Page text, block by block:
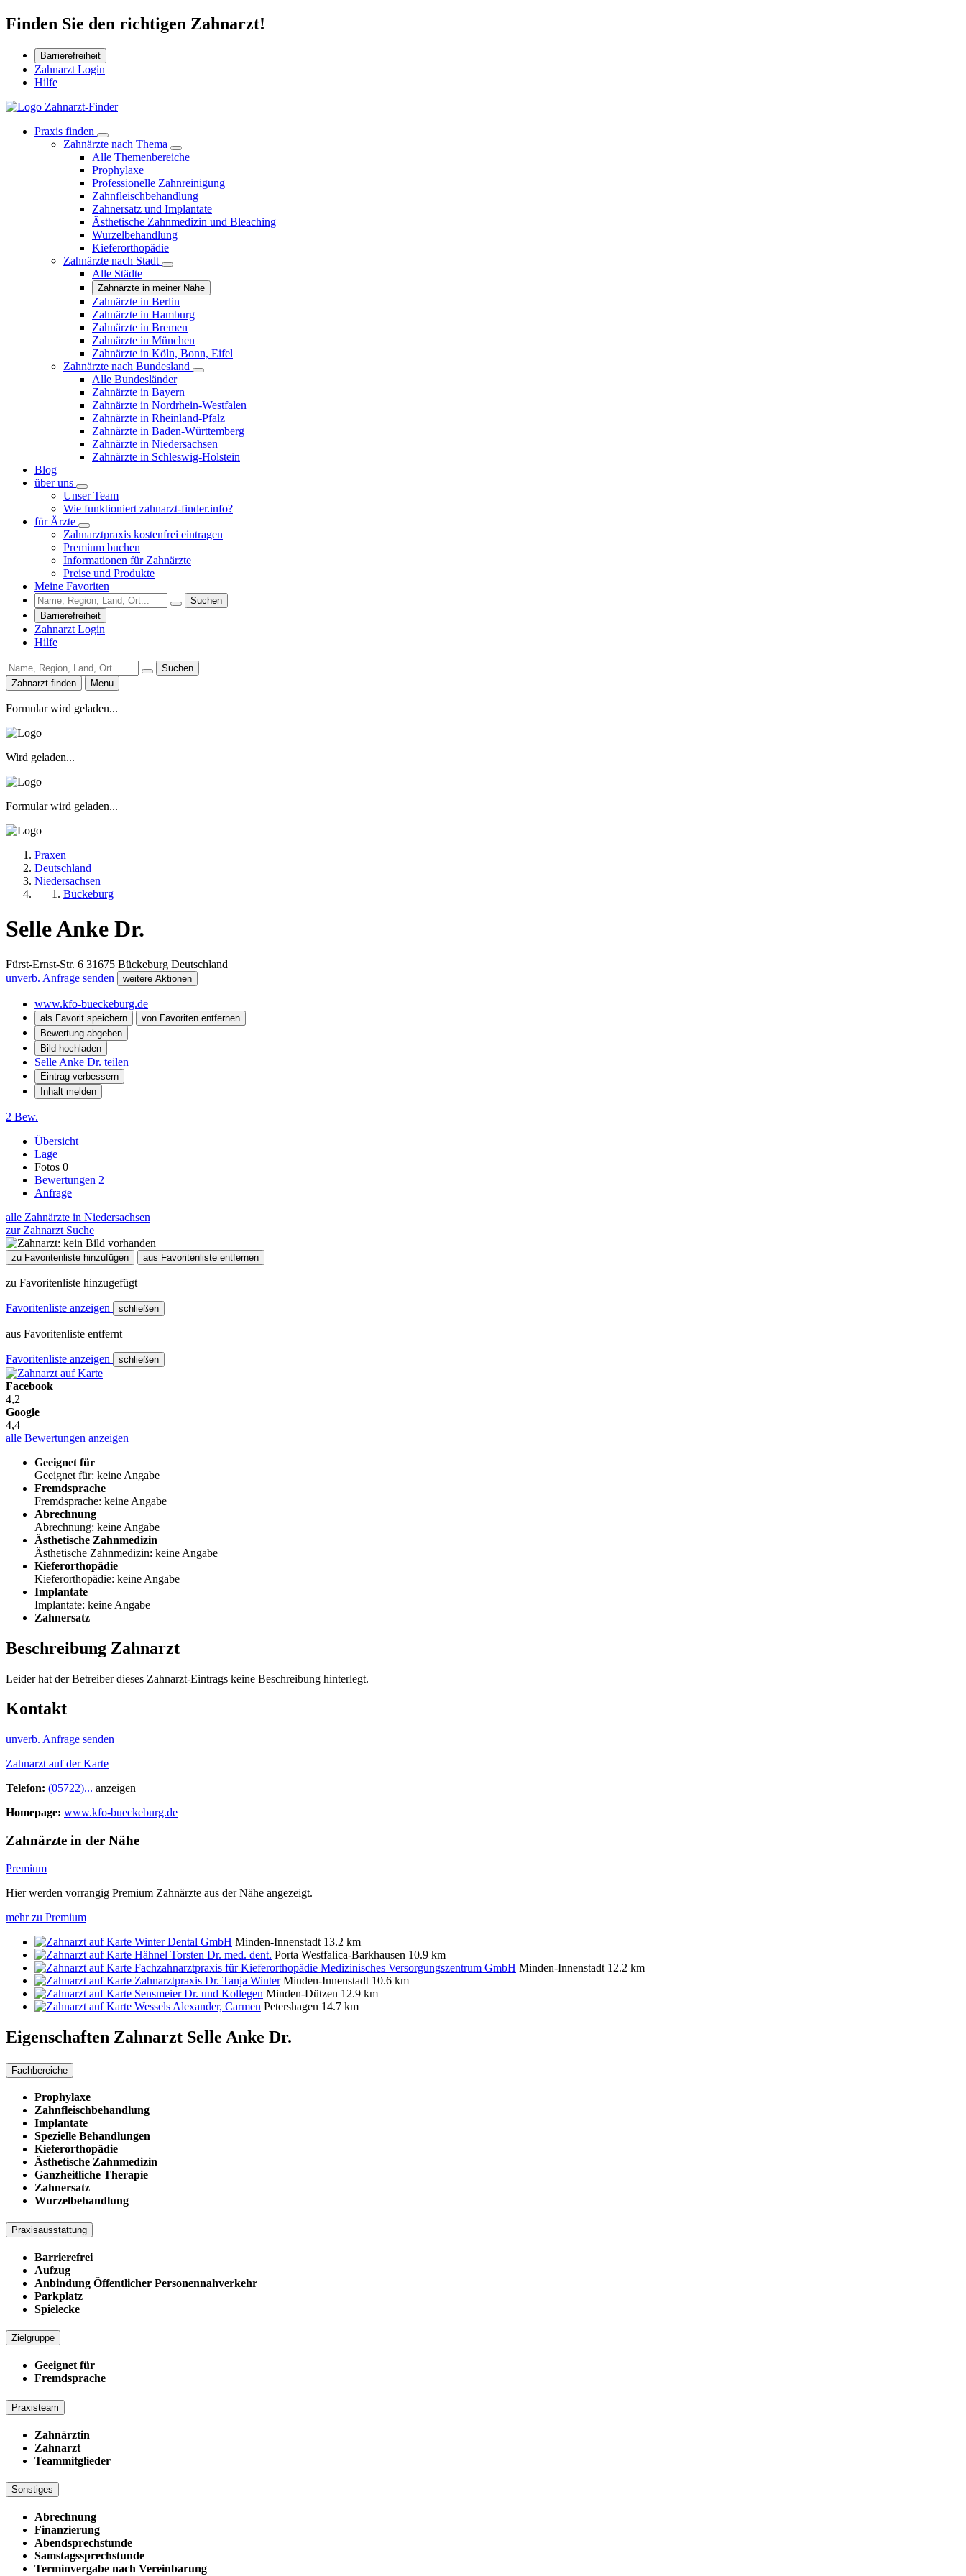
Finden Sie den richtigen Zahnarzt!
Barrierefreiheit
Zahnarzt Login
Hilfe
Praxis finden
Zahnärzte nach Thema
Alle Themenbereiche
Prophylaxe
Professionelle Zahnreinigung
Zahnfleischbehandlung
Zahnersatz und Implantate
Ästhetische Zahnmedizin und Bleaching
Wurzelbehandlung
Kieferorthopädie
Zahnärzte nach Stadt
Alle Städte
Zahnärzte in meiner Nähe
Zahnärzte in Berlin
Zahnärzte in Hamburg
Zahnärzte in Bremen
Zahnärzte in München
Zahnärzte in Köln, Bonn, Eifel
Zahnärzte nach Bundesland
Alle Bundesländer
Zahnärzte in Bayern
Zahnärzte in Nordrhein-Westfalen
Zahnärzte in Rheinland-Pfalz
Zahnärzte in Baden-Württemberg
Zahnärzte in Niedersachsen
Zahnärzte in Schleswig-Holstein
Blog
über uns
Unser Team
Wie funktioniert zahnarzt-finder.info?
für Ärzte
Zahnarztpraxis kostenfrei eintragen
Premium buchen
Informationen für Zahnärzte
Preise und Produkte
Meine Favoriten
Suchen
Barrierefreiheit
Zahnarzt Login
Hilfe
Suchen
Zahnarzt finden
Menu
Formular wird geladen...
Wird geladen...
Formular wird geladen...
Praxen
Deutschland
Niedersachsen
Bückeburg
Selle Anke Dr.
Fürst-Ernst-Str. 6 31675 Bückeburg Deutschland
unverb. Anfrage senden
weitere Aktionen
www.kfo-bueckeburg.de
als Favorit speichern
von Favoriten entfernen
Bewertung abgeben
Bild hochladen
Selle Anke Dr. teilen
Eintrag verbessern
Inhalt melden
2 Bew.
Übersicht
Lage
Fotos 0
Bewertungen 2
Anfrage
alle Zahnärzte in Niedersachsen
zur Zahnarzt Suche
zu Favoritenliste hinzufügen aus Favoritenliste entfernen
zu Favoritenliste hinzugefügt
Favoritenliste anzeigen schließen
aus Favoritenliste entfernt
Favoritenliste anzeigen schließen
Facebook
4,2
Google
4,4
alle Bewertungen anzeigen
Geeignet für
Geeignet für: keine Angabe
Fremdsprache
Fremdsprache: keine Angabe
Abrechnung
Abrechnung: keine Angabe
Ästhetische Zahnmedizin
Ästhetische Zahnmedizin: keine Angabe
Kieferorthopädie
Kieferorthopädie: keine Angabe
Implantate
Implantate: keine Angabe
Zahnersatz
Beschreibung Zahnarzt
Leider hat der Betreiber dieses Zahnarzt-Eintrags keine Beschreibung hinterlegt.
Kontakt
unverb. Anfrage senden
Zahnarzt auf der Karte
Telefon: (05722)... anzeigen
Homepage: www.kfo-bueckeburg.de
Zahnärzte in der Nähe
Premium
Hier werden vorrangig Premium Zahnärzte aus der Nähe angezeigt.
mehr zu Premium
Winter Dental GmbH Minden-Innenstadt 13.2 km
Hähnel Torsten Dr. med. dent. Porta Westfalica-Barkhausen 10.9 km
Fachzahnarztpraxis für Kieferorthopädie Medizinisches Versorgungszentrum GmbH Minden-Innenstadt 12.2 km
Zahnarztpraxis Dr. Tanja Winter Minden-Innenstadt 10.6 km
Sensmeier Dr. und Kollegen Minden-Dützen 12.9 km
Wessels Alexander, Carmen Petershagen 14.7 km
Eigenschaften Zahnarzt Selle Anke Dr.
Fachbereiche
Prophylaxe
Zahnfleischbehandlung
Implantate
Spezielle Behandlungen
Kieferorthopädie
Ästhetische Zahnmedizin
Ganzheitliche Therapie
Zahnersatz
Wurzelbehandlung
Praxisausstattung
Barrierefrei
Aufzug
Anbindung Öffentlicher Personennahverkehr
Parkplatz
Spielecke
Zielgruppe
Geeignet für
Fremdsprache
Praxisteam
Zahnärztin
Zahnarzt
Teammitglieder
Sonstiges
Abrechnung
Finanzierung
Abendsprechstunde
Samstagssprechstunde
Terminvergabe nach Vereinbarung